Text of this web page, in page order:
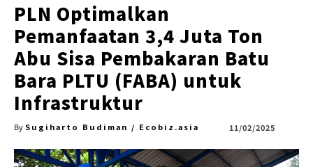
PLN Optimalkan
Pemanfaatan 3,4 Juta Ton
Abu Sisa Pembakaran Batu
Bara PLTU (FABA) untuk
Infrastruktur
By Sugiharto Budiman / Ecobiz.asia 11/02/2025